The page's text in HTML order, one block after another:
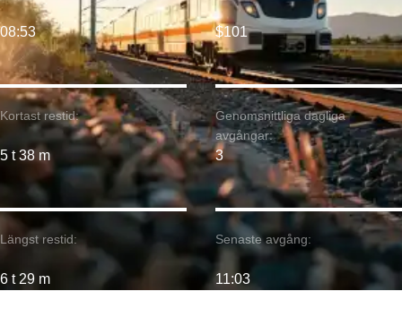
Kortast restid:
5 t 38 m
08:53
Längst restid:
6 t 29 m
$101
Genomsnittliga dagliga
avgångar:
3
Senaste avgång:
11:03